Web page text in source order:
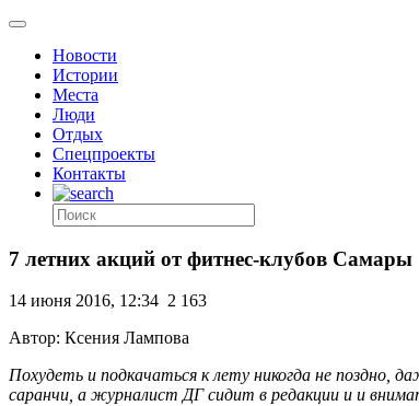
Новости
Истории
Места
Люди
Отдых
Спецпроекты
Контакты
7 летних акций от фитнес-клубов Самары
14 июня 2016, 12:34 2 163
Автор: Ксения Лампова
Похудеть и подкачаться к лету никогда не поздно,
саранчи, а журналист ДГ сидит в редакции и и